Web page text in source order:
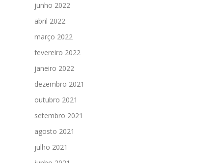
junho 2022
abril 2022
março 2022
fevereiro 2022
janeiro 2022
dezembro 2021
outubro 2021
setembro 2021
agosto 2021
julho 2021